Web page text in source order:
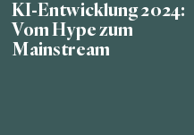
KI-Entwicklung 2024:
Vom Hype zum
Mainstream